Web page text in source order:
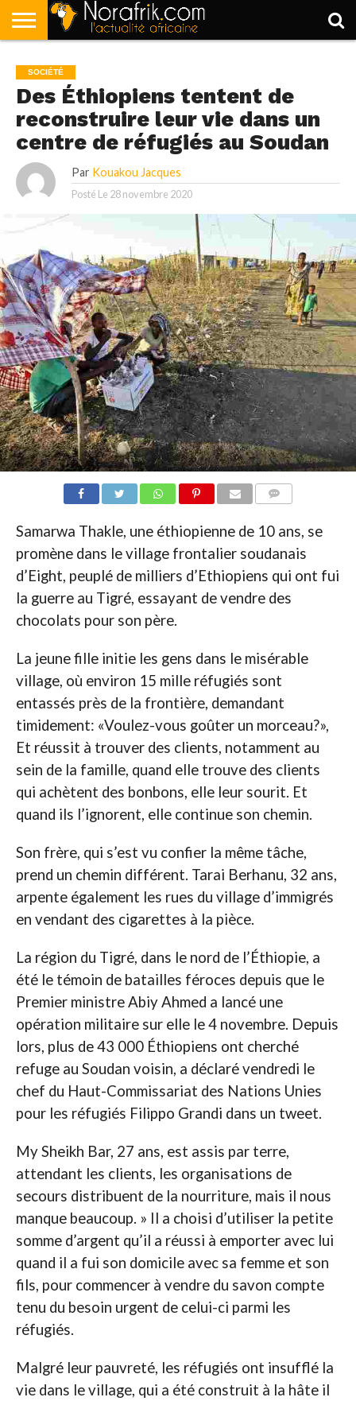
POLITIQUE
SOCIÉTÉ
ECONOMIE
SPORT
LIFESTYLE
SOCIÉTÉ
Des Éthiopiens tentent de
reconstruire leur vie dans un
centre de réfugiés au Soudan
Par Kouakou Jacques
Posté Le 28 novembre 2020
Samarwa Thakle, une éthiopienne de 10 ans, se
promène dans le village frontalier soudanais
d’Eight, peuplé de milliers d’Ethiopiens qui ont fui
la guerre au Tigré, essayant de vendre des
chocolats pour son père.
La jeune fille initie les gens dans le misérable
village, où environ 15 mille réfugiés sont
entassés près de la frontière, demandant
timidement: «Voulez-vous goûter un morceau?»,
Et réussit à trouver des clients, notamment au
sein de la famille, quand elle trouve des clients
qui achètent des bonbons, elle leur sourit. Et
quand ils l’ignorent, elle continue son chemin.
Son frère, qui s’est vu confier la même tâche,
prend un chemin différent. Tarai Berhanu, 32 ans,
arpente également les rues du village d’immigrés
en vendant des cigarettes à la pièce.
La région du Tigré, dans le nord de l’Éthiopie, a
été le témoin de batailles féroces depuis que le
Premier ministre Abiy Ahmed a lancé une
opération militaire sur elle le 4 novembre. Depuis
lors, plus de 43 000 Éthiopiens ont cherché
refuge au Soudan voisin, a déclaré vendredi le
chef du Haut-Commissariat des Nations Unies
pour les réfugiés Filippo Grandi dans un tweet.
My Sheikh Bar, 27 ans, est assis par terre,
attendant les clients, les organisations de
secours distribuent de la nourriture, mais il nous
manque beaucoup. » Il a choisi d’utiliser la petite
somme d’argent qu’il a réussi à emporter avec lui
quand il a fui son domicile avec sa femme et son
fils, pour commencer à vendre du savon compte
tenu du besoin urgent de celui-ci parmi les
réfugiés.
Malgré leur pauvreté, les réfugiés ont insufflé la
vie dans le village, qui a été construit à la hâte il